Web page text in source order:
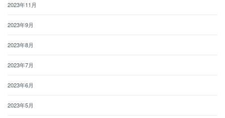
2023年11月
2023年9月
2023年8月
2023年7月
2023年6月
2023年5月